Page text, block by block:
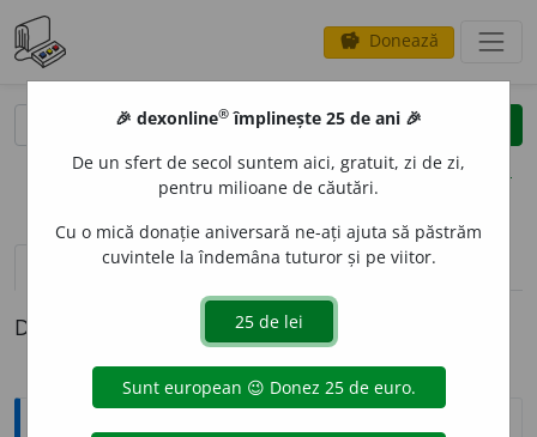
savings Donează
clear
opțiuni
definiții (1) pronunțievolume_up (1)
Definiția cu ID-ul 505726:
Etimologice
🎉 dexonline® împlinește 25 de ani 🎉
De un sfert de secol suntem aici, gratuit, zi de zi,
pentru milioane de căutări.
Cu o mică donație aniversară ne-ați ajuta să păstrăm
cuvintele la îndemâna tuturor și pe viitor.